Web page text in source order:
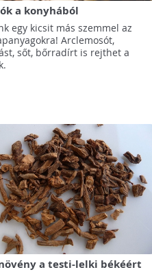
a konyhából
egy kicsit más szemmel az
Arclemosót,
sőt, bőrradírt is rejthet a
a testi-lelki békéért